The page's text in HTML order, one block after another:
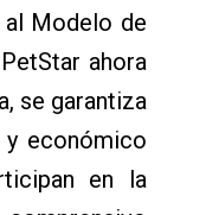
al Modelo de
ahora
se garantiza
y económico
en la